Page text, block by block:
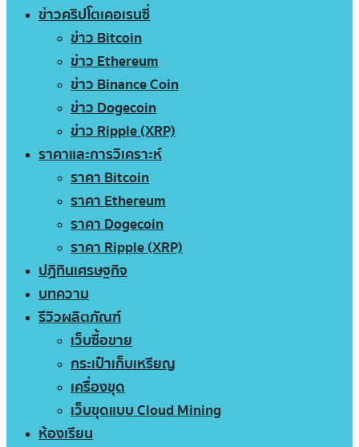
ข่าวคริปโตเคอเรนซี่
ข่าว Bitcoin
ข่าว Ethereum
ข่าว Binance Coin
ข่าว Dogecoin
ข่าว Ripple (XRP)
ราคาและการวิเคราะห์
ราคา Bitcoin
ราคา Ethereum
ราคา Dogecoin
ราคา Ripple (XRP)
ปฏิทินเศรษฐกิจ
บทความ
รีวิวผลิตภัณฑ์
เว็บซื้อขาย
กระเป๋าเก็บเหรียญ
เครื่องขุด
เว็บขุดแบบ Cloud Mining
ห้องเรียน